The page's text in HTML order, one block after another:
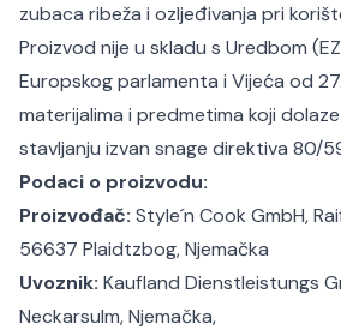
zubaca ribeža i ozljeđivanja pri
Proizvod nije u skladu s Uredbom
Europskog parlamenta i Vijeća od
materijalima i predmetima koji
stavljanju izvan snage direktiva 80/
Podaci o proizvodu:
Proizvođač: Style´n Cook GmbH,
56637 Plaidtzbog, Njemačka
Uvoznik: Kaufland Dienstleistungs
Neckarsulm, Njemačka,